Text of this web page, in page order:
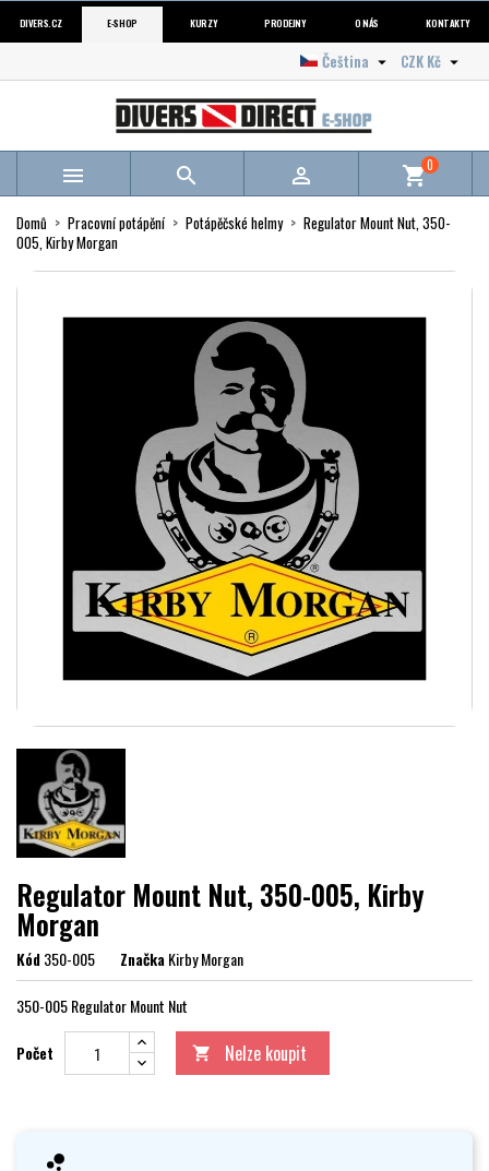
DIVERS.CZ E-SHOP KURZY PRODEJNY O NÁS KONTAKTY
CZK Kč 
Čeština 
   shopping_cart0
Domů Pracovní potápění Potápěčské helmy
Regulator Mount Nut, 350-
005, Kirby Morgan
Regulator Mount Nut, 350-005, Kirby
Morgan
Kód350-005 ZnačkaKirby Morgan
350-005 Regulator Mount Nut
Počet  Nelze koupit